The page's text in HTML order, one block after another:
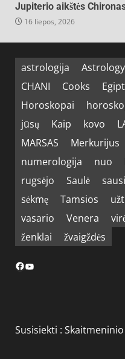
Jupiterio aikštės
16 liepos, 2026
astrologija Astrology
CHANI
Cooks
Horoskopai
jūsų
Kaip kovo
MARSAS
Merkurijus
numerologija
nuo
rugsėjo
Saulė
sėkmę
Tamsios
vasario
Venera
ženklai
žvaigždės
Facebook
YouTube
Susisiekti :